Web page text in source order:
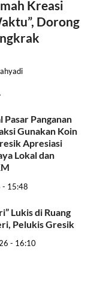
Kreasi
Dorong
Pasar Panganan
Gunakan Koin
Apresiasi
Lokal dan
- 15:48
Lukis di Ruang
Pelukis Gresik
- 16:10